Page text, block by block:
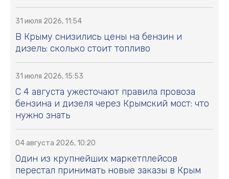
31 июля 2026, 11:54
В Крыму снизились цены на бензин и
дизель: сколько стоит топливо
31 июля 2026, 15:53
С 4 августа ужесточают правила провоза
бензина и дизеля через Крымский мост: что
нужно знать
04 августа 2026, 10:20
Один из крупнейших маркетплейсов
перестал принимать новые заказы в Крым